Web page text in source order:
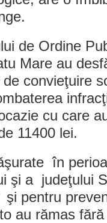
de Ordine
Mare au
convieţuire
cu care
11400 lei.
în
şi a judeţului
pentru
au rămas